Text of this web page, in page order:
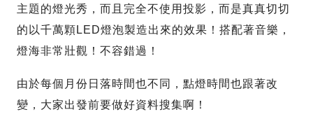
主題的燈光秀，而且完全不使用投影，而是真真切切
的以千萬顆LED燈泡製造出來的效果！搭配著音樂，
燈海非常壯觀！不容錯過！
由於每個月份日落時間也不同，點燈時間也跟著改
變，大家出發前要做好資料搜集啊！